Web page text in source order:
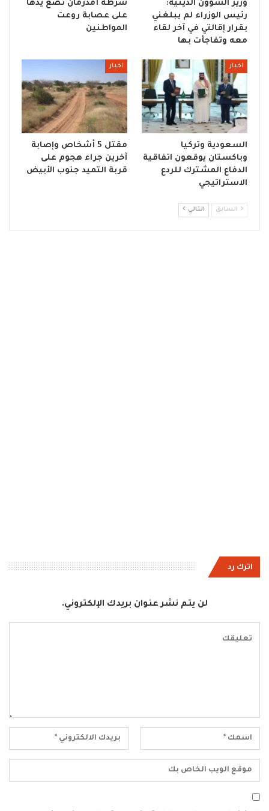
وزير الشؤون الدينية:
رئيس الوزراء لم يبلغني
بقرار إقالتي في آخر لقاء
معه وتفاجأت بها
شرطة أمدرمان تضع يدها
على عصابة روعت
المواطنين
اخبار
السعودية وتركيا
وباكستان يوقعون اتفاقية
الدفاع المشترك للردع
الاستراتيجي
اخبار
مقتل 5 أشخاص وإصابة
آخرين جراء هجوم على
قربة التميد جنوب الأبيض
السابق التالي
اترك رد
لن يتم نشر عنوان بريدك الإلكتروني.